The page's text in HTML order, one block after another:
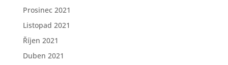
Prosinec 2021
Listopad 2021
Říjen 2021
Duben 2021